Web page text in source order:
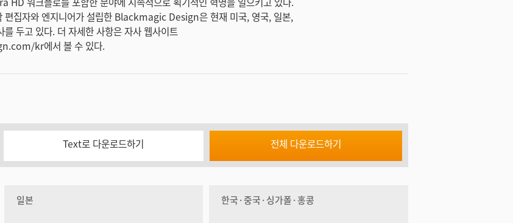
편집자와 엔지니어가 설립한 Blackmagic Design은 현재 미국, 영국, 일본,
를 두고 있다. 더 자세한 사항은 자사 웹사이트
kr에서 볼 수 있다.
Text로 다운로드하기 전체 다운로드하기
일본 한국·중국·싱가폴·홍콩